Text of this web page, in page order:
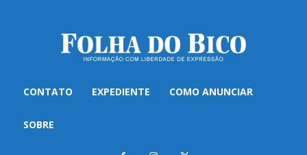
CONTATO EXPEDIENTE COMO ANUNCIAR
SOBRE